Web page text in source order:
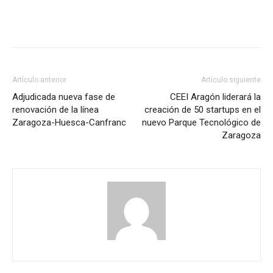
Artículo anterior
Adjudicada nueva fase de
renovación de la línea
Zaragoza-Huesca-Canfranc
Artículo siguiente
CEEI Aragón liderará la
creación de 50 startups en el
nuevo Parque Tecnológico de
Zaragoza